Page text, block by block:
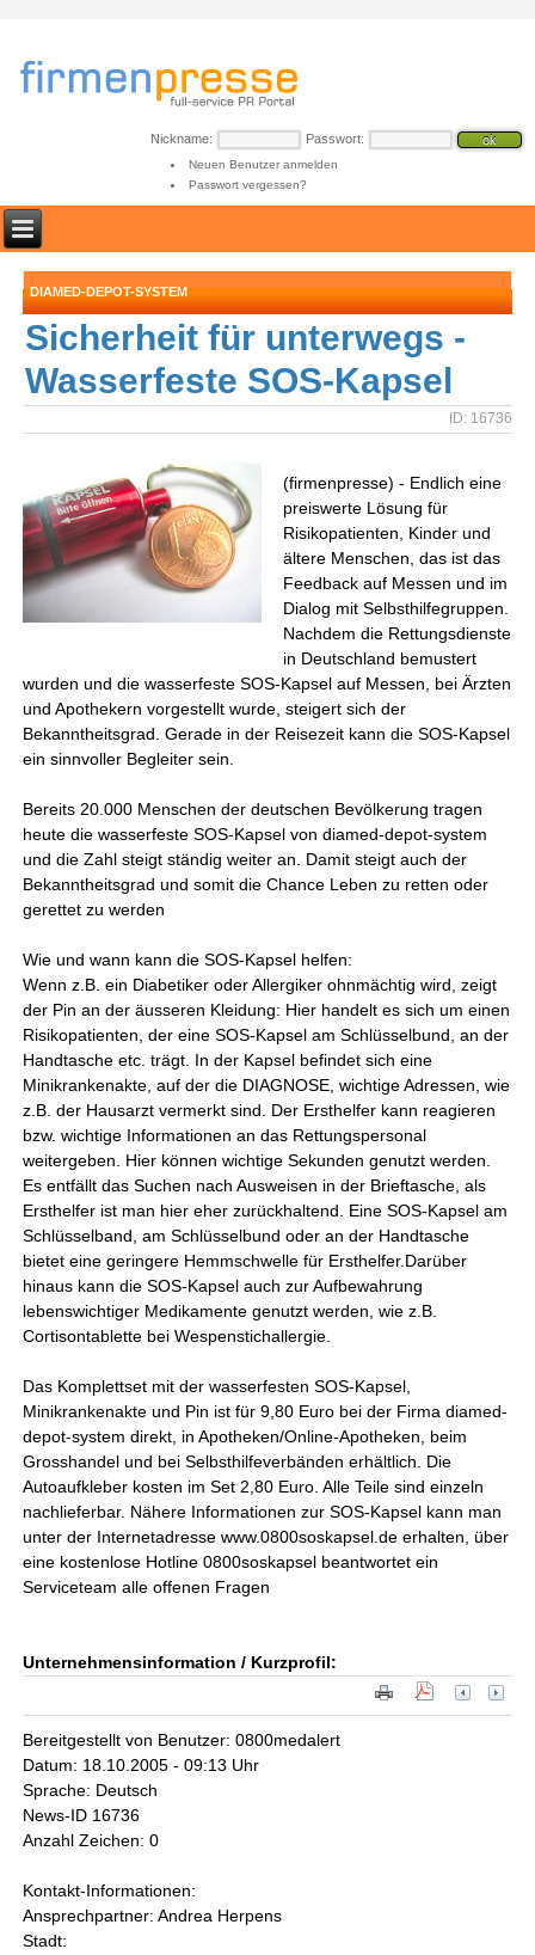
Nickname: Passwort:
Neuen Benutzer anmelden
Passwort vergessen?
DIAMED-DEPOT-SYSTEM
Sicherheit für unterwegs -
Wasserfeste SOS-Kapsel
ID: 16736
(firmenpresse) - Endlich eine
preiswerte Lösung für
Risikopatienten, Kinder und
ältere Menschen, das ist das
Feedback auf Messen und im
Dialog mit Selbsthilfegruppen.
Nachdem die Rettungsdienste
in Deutschland bemustert
wurden und die wasserfeste SOS-Kapsel auf Messen, bei Ärzten
und Apothekern vorgestellt wurde, steigert sich der
Bekanntheitsgrad. Gerade in der Reisezeit kann die SOS-Kapsel
ein sinnvoller Begleiter sein.
Bereits 20.000 Menschen der deutschen Bevölkerung tragen
heute die wasserfeste SOS-Kapsel von diamed-depot-system
und die Zahl steigt ständig weiter an. Damit steigt auch der
Bekanntheitsgrad und somit die Chance Leben zu retten oder
gerettet zu werden
Wie und wann kann die SOS-Kapsel helfen:
Wenn z.B. ein Diabetiker oder Allergiker ohnmächtig wird, zeigt
der Pin an der äusseren Kleidung: Hier handelt es sich um einen
Risikopatienten, der eine SOS-Kapsel am Schlüsselbund, an der
Handtasche etc. trägt. In der Kapsel befindet sich eine
Minikrankenakte, auf der die DIAGNOSE, wichtige Adressen, wie
z.B. der Hausarzt vermerkt sind. Der Ersthelfer kann reagieren
bzw. wichtige Informationen an das Rettungspersonal
weitergeben. Hier können wichtige Sekunden genutzt werden.
Es entfällt das Suchen nach Ausweisen in der Brieftasche, als
Ersthelfer ist man hier eher zurückhaltend. Eine SOS-Kapsel am
Schlüsselband, am Schlüsselbund oder an der Handtasche
bietet eine geringere Hemmschwelle für Ersthelfer.Darüber
hinaus kann die SOS-Kapsel auch zur Aufbewahrung
lebenswichtiger Medikamente genutzt werden, wie z.B.
Cortisontablette bei Wespenstichallergie.
Das Komplettset mit der wasserfesten SOS-Kapsel,
Minikrankenakte und Pin ist für 9,80 Euro bei der Firma diamed-
depot-system direkt, in Apotheken/Online-Apotheken, beim
Grosshandel und bei Selbsthilfeverbänden erhältlich. Die
Autoaufkleber kosten im Set 2,80 Euro. Alle Teile sind einzeln
nachlieferbar. Nähere Informationen zur SOS-Kapsel kann man
unter der Internetadresse www.0800soskapsel.de erhalten, über
eine kostenlose Hotline 0800soskapsel beantwortet ein
Serviceteam alle offenen Fragen
Unternehmensinformation / Kurzprofil:
Bereitgestellt von Benutzer: 0800medalert
Datum: 18.10.2005 - 09:13 Uhr
Sprache: Deutsch
News-ID 16736
Anzahl Zeichen: 0
Kontakt-Informationen:
Ansprechpartner: Andrea Herpens
Stadt: